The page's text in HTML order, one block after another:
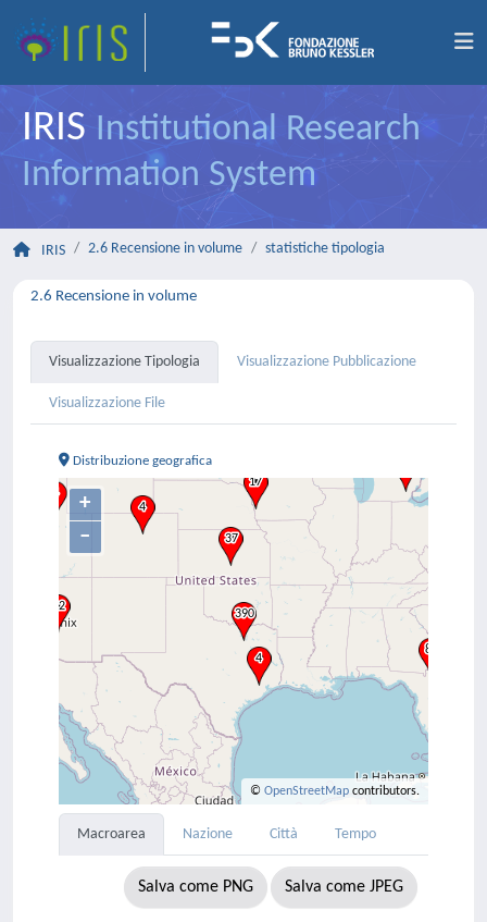
IRIS Institutional Research
Information System
IRIS 2.6 Recensione in volume statistiche tipologia
2.6 Recensione in volume
Visualizzazione Tipologia Visualizzazione Pubblicazione
Visualizzazione File
Distribuzione geografica
+
–
© OpenStreetMap contributors.
Macroarea Nazione Città Tempo
Salva come PNG Salva come JPEG